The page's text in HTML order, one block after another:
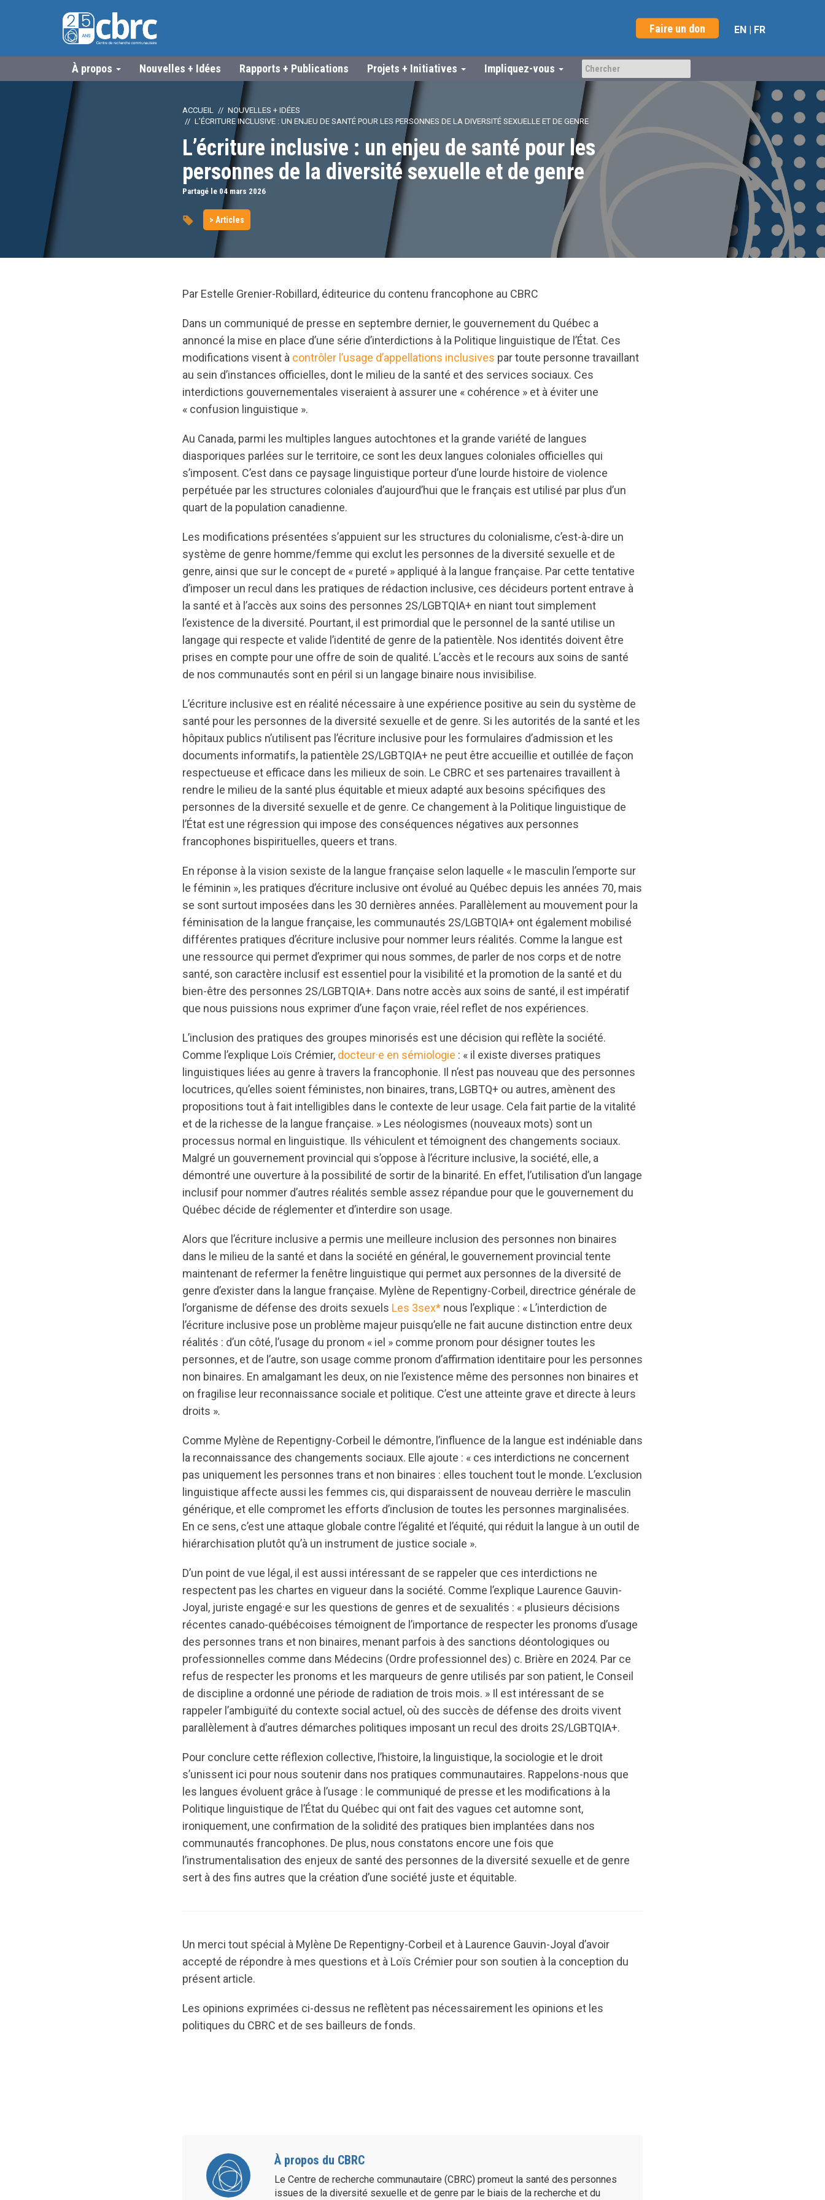
Faire un don EN | FR
À propos Nouvelles + Idées Rapports + Publications Projets + Initiatives Impliquez-vous
ACCUEIL
NOUVELLES + IDÉES
L’ÉCRITURE INCLUSIVE : UN ENJEU DE SANTÉ POUR LES PERSONNES DE LA DIVERSITÉ SEXUELLE ET DE GENRE
L’écriture inclusive : un enjeu de santé pour les
personnes de la diversité sexuelle et de genre
Partagé le 04 mars 2026
> Articles
Par Estelle Grenier-Robillard, éditeurice du contenu francophone au CBRC
Dans un communiqué de presse en septembre dernier, le gouvernement du Québec a
annoncé la mise en place d’une série d’interdictions à la Politique linguistique de l’État. Ces
modifications visent à contrôler l’usage d’appellations inclusives par toute personne travaillant
au sein d’instances officielles, dont le milieu de la santé et des services sociaux. Ces
interdictions gouvernementales viseraient à assurer une « cohérence » et à éviter une
« confusion linguistique ».
Au Canada, parmi les multiples langues autochtones et la grande variété de langues
diasporiques parlées sur le territoire, ce sont les deux langues coloniales officielles qui
s’imposent. C’est dans ce paysage linguistique porteur d’une lourde histoire de violence
perpétuée par les structures coloniales d’aujourd’hui que le français est utilisé par plus d’un
quart de la population canadienne.
Les modifications présentées s’appuient sur les structures du colonialisme, c’est-à-dire un
système de genre homme/femme qui exclut les personnes de la diversité sexuelle et de
genre, ainsi que sur le concept de « pureté » appliqué à la langue française. Par cette tentative
d’imposer un recul dans les pratiques de rédaction inclusive, ces décideurs portent entrave à
la santé et à l’accès aux soins des personnes 2S/LGBTQIA+ en niant tout simplement
l’existence de la diversité. Pourtant, il est primordial que le personnel de la santé utilise un
langage qui respecte et valide l’identité de genre de la patientèle. Nos identités doivent être
prises en compte pour une offre de soin de qualité. L’accès et le recours aux soins de santé
de nos communautés sont en péril si un langage binaire nous invisibilise.
L’écriture inclusive est en réalité nécessaire à une expérience positive au sein du système de
santé pour les personnes de la diversité sexuelle et de genre. Si les autorités de la santé et les
hôpitaux publics n’utilisent pas l’écriture inclusive pour les formulaires d’admission et les
documents informatifs, la patientèle 2S/LGBTQIA+ ne peut être accueillie et outillée de façon
respectueuse et efficace dans les milieux de soin. Le CBRC et ses partenaires travaillent à
rendre le milieu de la santé plus équitable et mieux adapté aux besoins spécifiques des
personnes de la diversité sexuelle et de genre. Ce changement à la Politique linguistique de
l’État est une régression qui impose des conséquences négatives aux personnes
francophones bispirituelles, queers et trans.
En réponse à la vision sexiste de la langue française selon laquelle « le masculin l’emporte sur
le féminin », les pratiques d’écriture inclusive ont évolué au Québec depuis les années 70, mais
se sont surtout imposées dans les 30 dernières années. Parallèlement au mouvement pour la
féminisation de la langue française, les communautés 2S/LGBTQIA+ ont également mobilisé
différentes pratiques d’écriture inclusive pour nommer leurs réalités. Comme la langue est
une ressource qui permet d’exprimer qui nous sommes, de parler de nos corps et de notre
santé, son caractère inclusif est essentiel pour la visibilité et la promotion de la santé et du
bien-être des personnes 2S/LGBTQIA+. Dans notre accès aux soins de santé, il est impératif
que nous puissions nous exprimer d’une façon vraie, réel reflet de nos expériences.
L’inclusion des pratiques des groupes minorisés est une décision qui reflète la société.
Comme l’explique Loïs Crémier, docteur·e en sémiologie : « il existe diverses pratiques
linguistiques liées au genre à travers la francophonie. Il n’est pas nouveau que des personnes
locutrices, qu’elles soient féministes, non binaires, trans, LGBTQ+ ou autres, amènent des
propositions tout à fait intelligibles dans le contexte de leur usage. Cela fait partie de la vitalité
et de la richesse de la langue française. » Les néologismes (nouveaux mots) sont un
processus normal en linguistique. Ils véhiculent et témoignent des changements sociaux.
Malgré un gouvernement provincial qui s’oppose à l’écriture inclusive, la société, elle, a
démontré une ouverture à la possibilité de sortir de la binarité. En effet, l’utilisation d’un langage
inclusif pour nommer d’autres réalités semble assez répandue pour que le gouvernement du
Québec décide de réglementer et d’interdire son usage.
Alors que l’écriture inclusive a permis une meilleure inclusion des personnes non binaires
dans le milieu de la santé et dans la société en général, le gouvernement provincial tente
maintenant de refermer la fenêtre linguistique qui permet aux personnes de la diversité de
genre d’exister dans la langue française. Mylène de Repentigny-Corbeil, directrice générale de
l’organisme de défense des droits sexuels Les 3sex* nous l’explique : « L’interdiction de
l’écriture inclusive pose un problème majeur puisqu’elle ne fait aucune distinction entre deux
réalités : d’un côté, l’usage du pronom « iel » comme pronom pour désigner toutes les
personnes, et de l’autre, son usage comme pronom d’affirmation identitaire pour les personnes
non binaires. En amalgamant les deux, on nie l’existence même des personnes non binaires et
on fragilise leur reconnaissance sociale et politique. C’est une atteinte grave et directe à leurs
droits ».
Comme Mylène de Repentigny-Corbeil le démontre, l’influence de la langue est indéniable dans
la reconnaissance des changements sociaux. Elle ajoute : « ces interdictions ne concernent
pas uniquement les personnes trans et non binaires : elles touchent tout le monde. L’exclusion
linguistique affecte aussi les femmes cis, qui disparaissent de nouveau derrière le masculin
générique, et elle compromet les efforts d’inclusion de toutes les personnes marginalisées.
En ce sens, c’est une attaque globale contre l’égalité et l’équité, qui réduit la langue à un outil de
hiérarchisation plutôt qu’à un instrument de justice sociale ».
D’un point de vue légal, il est aussi intéressant de se rappeler que ces interdictions ne
respectent pas les chartes en vigueur dans la société. Comme l’explique Laurence Gauvin-
Joyal, juriste engagé·e sur les questions de genres et de sexualités : « plusieurs décisions
récentes canado-québécoises témoignent de l’importance de respecter les pronoms d’usage
des personnes trans et non binaires, menant parfois à des sanctions déontologiques ou
professionnelles comme dans Médecins (Ordre professionnel des) c. Brière en 2024. Par ce
refus de respecter les pronoms et les marqueurs de genre utilisés par son patient, le Conseil
de discipline a ordonné une période de radiation de trois mois. » Il est intéressant de se
rappeler l’ambiguïté du contexte social actuel, où des succès de défense des droits vivent
parallèlement à d’autres démarches politiques imposant un recul des droits 2S/LGBTQIA+.
Pour conclure cette réflexion collective, l’histoire, la linguistique, la sociologie et le droit
s’unissent ici pour nous soutenir dans nos pratiques communautaires. Rappelons-nous que
les langues évoluent grâce à l’usage : le communiqué de presse et les modifications à la
Politique linguistique de l’État du Québec qui ont fait des vagues cet automne sont,
ironiquement, une confirmation de la solidité des pratiques bien implantées dans nos
communautés francophones. De plus, nous constatons encore une fois que
l’instrumentalisation des enjeux de santé des personnes de la diversité sexuelle et de genre
sert à des fins autres que la création d’une société juste et équitable.
Un merci tout spécial à Mylène De Repentigny-Corbeil et à Laurence Gauvin-Joyal d’avoir
accepté de répondre à mes questions et à Loïs Crémier pour son soutien à la conception du
présent article.
Les opinions exprimées ci-dessus ne reflètent pas nécessairement les opinions et les
politiques du CBRC et de ses bailleurs de fonds.
À propos du CBRC
Le Centre de recherche communautaire (CBRC) promeut la santé des personnes
issues de la diversité sexuelle et de genre par le biais de la recherche et du